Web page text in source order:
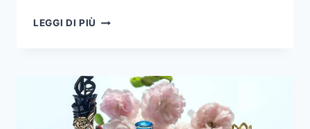
LEGGI DI PIÙ REGALARE
DONO
PREZIOSO
PIENO